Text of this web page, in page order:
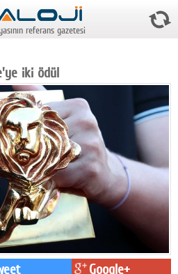
referans gazetesi
iki ödül
Google+